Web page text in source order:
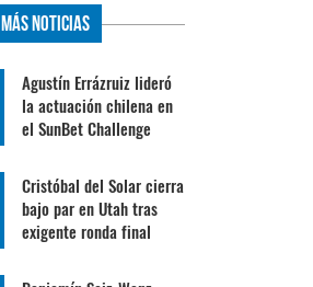
Más Noticias
Agustín Errázruiz lideró
la actuación chilena en
el SunBet Challenge
Cristóbal del Solar cierra
bajo par en Utah tras
exigente ronda final